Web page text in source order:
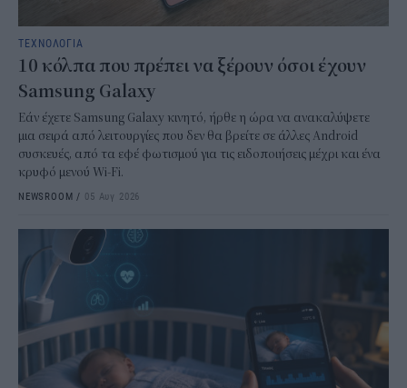
ΤΕΧΝΟΛΟΓΙΑ
10 κόλπα που πρέπει να ξέρουν όσοι έχουν
Samsung Galaxy
Εάν έχετε Samsung Galaxy κινητό, ήρθε η ώρα να ανακαλύψετε
μια σειρά από λειτουργίες που δεν θα βρείτε σε άλλες Android
συσκευές, από τα εφέ φωτισμού για τις ειδοποιήσεις μέχρι και ένα
κρυφό μενού Wi-Fi.
NEWSROOM / 05 Αυγ 2026